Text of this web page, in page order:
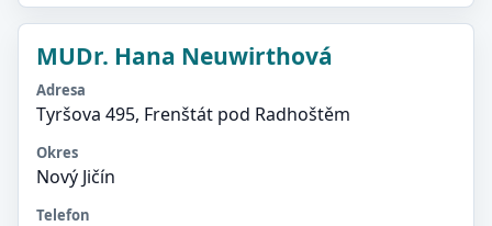
MUDr. Hana Neuwirthová
Adresa
Tyršova 495, Frenštát pod Radhoštěm
Okres
Nový Jičín
Telefon